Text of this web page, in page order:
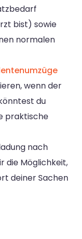
bist) sowie
normalen
wenn der
du
praktische
nach
die Möglichkeit,
deiner Sachen